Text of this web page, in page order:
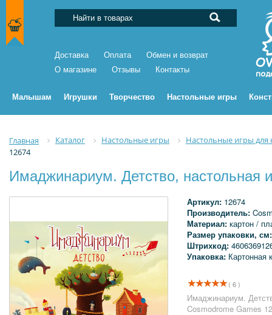
Доставка Оплата
Обмен и возврат
О магазине
Отзывы Контакты
Малышам Игрушки Творчество Настольные игры
Главная Каталог Настольные игры
Настольные игры
12674
Имаджинариум. Детство, настольная
Артикул: 12674
Производитель:
Материал: картон /
Размер упаковки,
Штрихкод:
Упаковка: Картонная
( 6 )
Имаджинариум.
Cosmodrome Games